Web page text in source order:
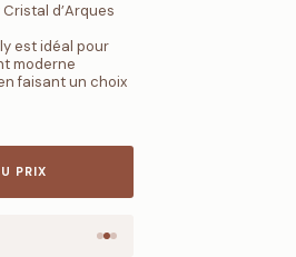
d’Arques
est idéal pour
moderne
faisant un choix
PRIX